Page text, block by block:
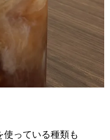
使っている種類も